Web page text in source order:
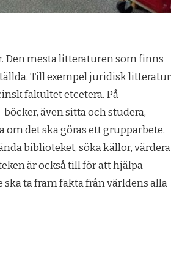
Den mesta litteraturen som finns
Till exempel juridisk litteratur
fakultet etcetera. På
även sitta och studera,
om det ska göras ett grupparbete.
biblioteket, söka källor, värdera
är också till för att hjälpa
ta fram fakta från världens alla